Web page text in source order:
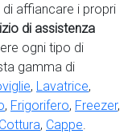
di affiancare i propri
di assistenza
ogni tipo di
gamma di
, Lavatrice,
, Frigorifero, Freezer,
, Cappe.